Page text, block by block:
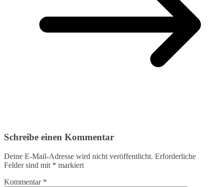
Schreibe einen Kommentar
Deine E-Mail-Adresse wird nicht veröffentlicht. Erforderliche
Felder sind mit * markiert
Kommentar *